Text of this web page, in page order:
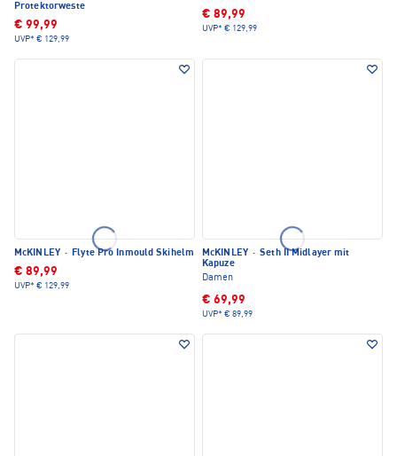
Protektorweste
€ 99,99
UVP* € 129,99
€ 89,99
UVP* € 129,99
McKINLEY · Flyte Pro Inmould Skihelm
€ 89,99
UVP* € 129,99
McKINLEY · Seth II Midlayer mit
Kapuze
Damen
€ 69,99
UVP* € 89,99